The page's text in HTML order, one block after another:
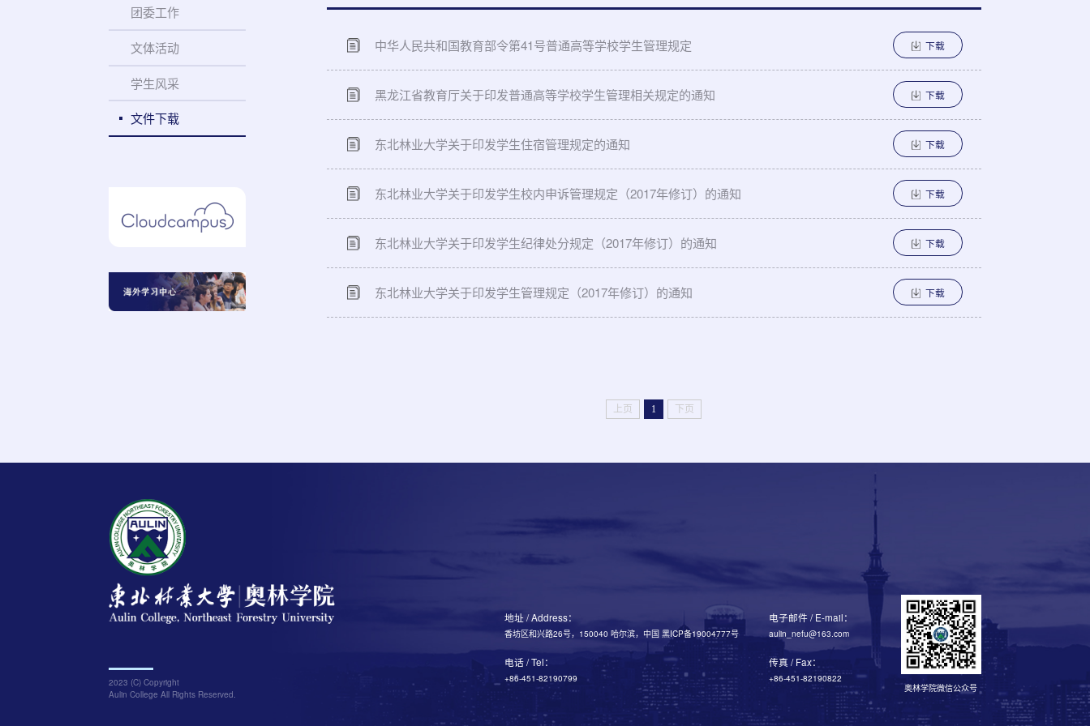
团委工作
文体活动
学生风采
文件下载
下载
中华人民共和国教育部令第41号普通高等学校学生管理规定
下载
黑龙江省教育厅关于印发普通高等学校学生管理相关规定的通知
下载
东北林业大学关于印发学生住宿管理规定的通知
下载
东北林业大学关于印发学生校内申诉管理规定（2017年修订）的通知
下载
东北林业大学关于印发学生纪律处分规定（2017年修订）的通知
下载
东北林业大学关于印发学生管理规定（2017年修订）的通知
上页 1 下页
2023 (C) Copyright
Aulin College All Rights Reserved.
奥林学院微信公众号
地址 / Address：
香坊区和兴路26号，150040 哈尔滨，中国 黑ICP备19004777号
电话 / Tel：
+86-451-82190799
电子邮件 / E-mail：
aulin_nefu@163.com
传真 / Fax：
+86-451-82190822